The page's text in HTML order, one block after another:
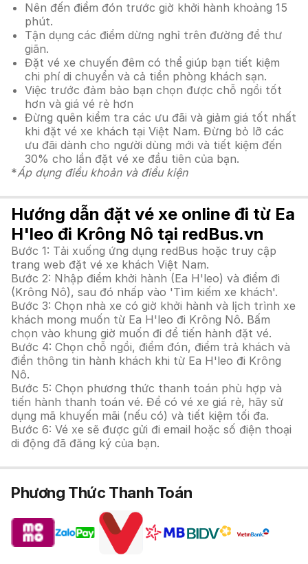
Nên đến điểm đón trước giờ khởi hành khoảng 15
phút.
Tận dụng các điểm dừng nghỉ trên đường để thư
giãn.
Đặt vé xe chuyến đêm có thể giúp bạn tiết kiệm
chi phí di chuyển và cả tiền phòng khách sạn.
Việc trước đảm bảo bạn chọn được chỗ ngồi tốt
hơn và giá vé rẻ hơn
Đừng quên kiểm tra các ưu đãi và giảm giá tốt nhất
khi đặt vé xe khách tại Việt Nam. Đừng bỏ lỡ các
ưu đãi dành cho người dùng mới và tiết kiệm đến
30% cho lần đặt vé xe đầu tiên của bạn.
*Áp dụng điều khoản và điều kiện
Hướng dẫn đặt vé xe online đi từ Ea
H'leo đi Krông Nô tại redBus.vn
Bước 1: Tải xuống ứng dụng redBus hoặc truy cập
trang web đặt vé xe khách Việt Nam.
Bước 2: Nhập điểm khởi hành (Ea H'leo) và điểm đi
(Krông Nô), sau đó nhấp vào 'Tìm kiếm xe khách'.
Bước 3: Chọn nhà xe có giờ khởi hành và lịch trình xe
khách mong muốn từ Ea H'leo đi Krông Nô. Bấm
chọn vào khung giờ muốn đi để tiến hành đặt vé.
Bước 4: Chọn chỗ ngồi, điểm đón, điểm trả khách và
điền thông tin hành khách khi từ Ea H'leo đi Krông
Nô.
Bước 5: Chọn phương thức thanh toán phù hợp và
tiến hành thanh toán vé. Để có vé xe giá rẻ, hãy sử
dụng mã khuyến mãi (nếu có) và tiết kiệm tối đa.
Bước 6: Vé xe sẽ được gửi đi email hoặc số điện thoại
di động đã đăng ký của bạn.
Phương Thức Thanh Toán